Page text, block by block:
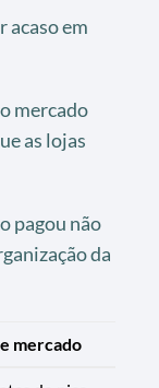
acaso em
mercado
as lojas
pagou não
da
mercado